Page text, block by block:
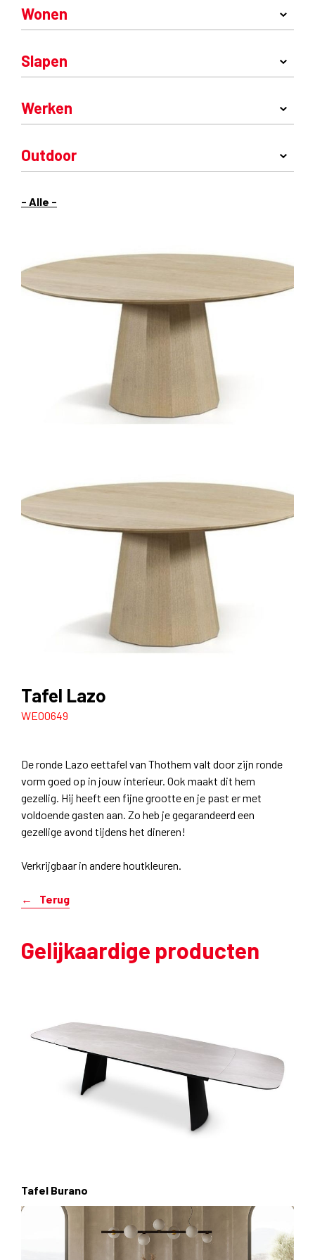
- Alle -
Wonen
Slapen
Werken
Outdoor
Tafel Lazo
WE00649
De ronde Lazo eettafel van Thothem valt door zijn ronde
vorm goed op in jouw interieur. Ook maakt dit hem
gezellig. Hij heeft een fijne grootte en je past er met
voldoende gasten aan. Zo heb je gegarandeerd een
gezellige avond tijdens het dineren!
Verkrijgbaar in andere houtkleuren.
Terug
Gelijkaardige producten
Tafel Burano